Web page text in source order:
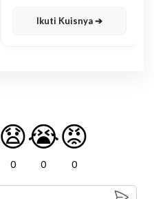
Ikuti Kuisnya ➔
😧
0
😭
0
😡
0